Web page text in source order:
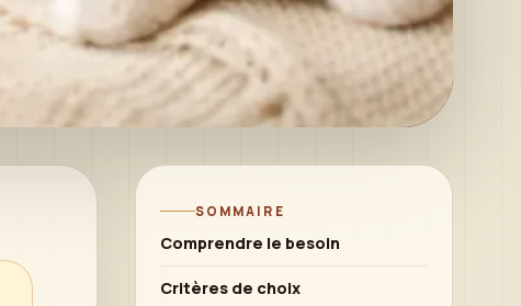
SOMMAIRE
Comprendre le besoin
Critères de choix